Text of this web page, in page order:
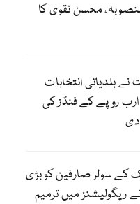
محسن نقوی کا
بلدیاتی انتخابات
کیلئے 12.52 ارب روپے کے فنڈز کی
تک کے سولر صارفین کو بڑی
ریگولیشنز میں ترمیم